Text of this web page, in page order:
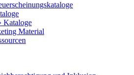
Kataloge
Material